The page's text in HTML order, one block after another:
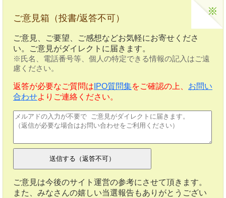
ご意見箱（投書/返答不可）
ご意見、ご要望、ご感想などお気軽にお寄せくださ
い。ご意見がダイレクトに届きます。
※氏名、電話番号等、個人の特定できる情報の記入はご遠
慮ください。
返答が必要なご質問は IPO質問集をご確認の上、 お問い
合わせよりご連絡ください。
ご意見は今後のサイト運営の参考にさせて頂きます。
また、みなさんの嬉しい当選報告もありがとうござい